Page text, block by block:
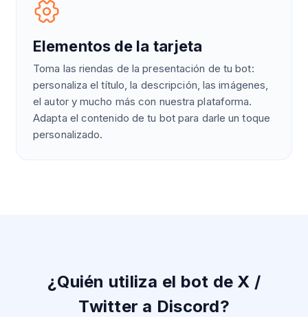
Elementos de la tarjeta
Toma las riendas de la presentación de tu bot:
personaliza el título, la descripción, las imágenes,
el autor y mucho más con nuestra plataforma.
Adapta el contenido de tu bot para darle un toque
personalizado.
¿Quién utiliza el bot de X /
Twitter a Discord?